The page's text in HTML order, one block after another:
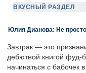
ВКУСНЫЙ РАЗДЕЛ
Юлия Дианова: Не просто
Завтрак — это
дебютной книгой фуд-
начинаться с бабочек